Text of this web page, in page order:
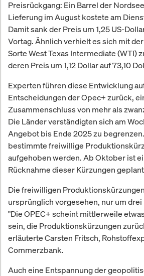
Preisrückgang: Ein Barrel der
Lieferung im August kostete am
Damit sank der Preis um 1,25 US-
Vortag. Ähnlich verhielt es sich mit
Sorte West Texas Intermediate (WTI)
deren Preis um 1,12 Dollar auf 73,10
Experten führen diese Entwicklung
Entscheidungen der Opec+ zurück,
Zusammenschluss von mehr als
Die Länder verständigten sich am
Angebot bis Ende 2025 zu
bestimmte freiwillige
aufgehoben werden. Ab Oktober ist
Rücknahme dieser Kürzungen
Die freiwilligen
ursprünglich vorgesehen, nur um
"Die OPEC+ scheint mittlerweile
sein, die Produktionskürzungen
erläuterte Carsten Fritsch,
Commerzbank.
Auch eine Entspannung der